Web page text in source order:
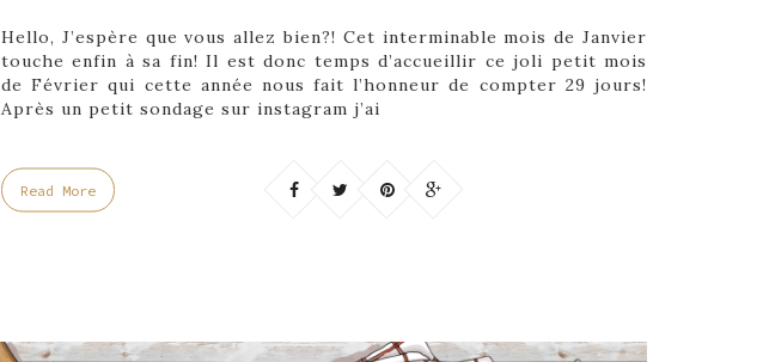
Hello, J’espère que vous allez bien?! Cet interminable mois de Janvier
touche enfin à sa fin! Il est donc temps d’accueillir ce joli petit mois
de Février qui cette année nous fait l’honneur de compter 29 jours!
Après un petit sondage sur instagram j’ai
Read More